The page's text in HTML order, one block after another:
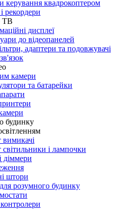
керування квадрокоптером
рекордери
ТВ
дисплеї
до відеопанелей
адаптери та подовжувачі
камери
та батарейки
будинку
і лампочки
діммери
штори
розумного будинку